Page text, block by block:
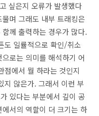
싶은지 오류가 발생했다
며 그래도 내부 트래킹은
께 출력하는 경우가 많다.
도 일률적으로 확인/취소
로는 의미를 해석하기 어
점에서 뭘 하라는 것인지
지 않은가. 그래서 이런 부
있다는 부분에서 깊이 공
서의 역할이 더 크기는 하